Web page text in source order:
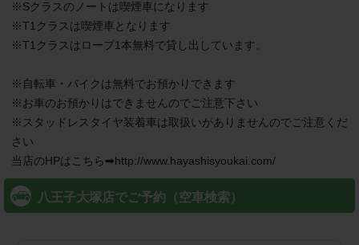
※Sクラスのノートは喫煙車になります
※T1クラスは喫煙車となります
※T1クラスはロープ1本無料で貸し出しています。
※自転車・バイクは無料でお預かりできます
※お車のお預かりはできませんのでご注意下さい
※スタッドレスタイヤ装着車は取扱いがありませんのでご注意くだ
さい
当店のHPはこちら➡http://www.hayashisyoukai.com/
八王子大塚店でご予約（空車検索）